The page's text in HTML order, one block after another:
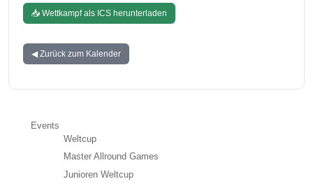
📥 Wettkampf als ICS herunterladen
◀ Zurück zum Kalender
Events
Weltcup
Master Allround Games
Junioren Weltcup